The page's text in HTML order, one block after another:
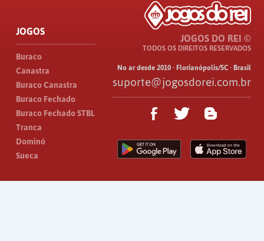
JOGOS
Buraco
Canastra
Buraco Canastra
Buraco Fechado
Buraco Fechado STBL
Tranca
Dominó
Sueca
JOGOS DO REI ©
TODOS OS DIREITOS RESERVADOS
No ar desde 2010 · Florianópolis/SC · Brasil
suporte@jogosdorei.com.br